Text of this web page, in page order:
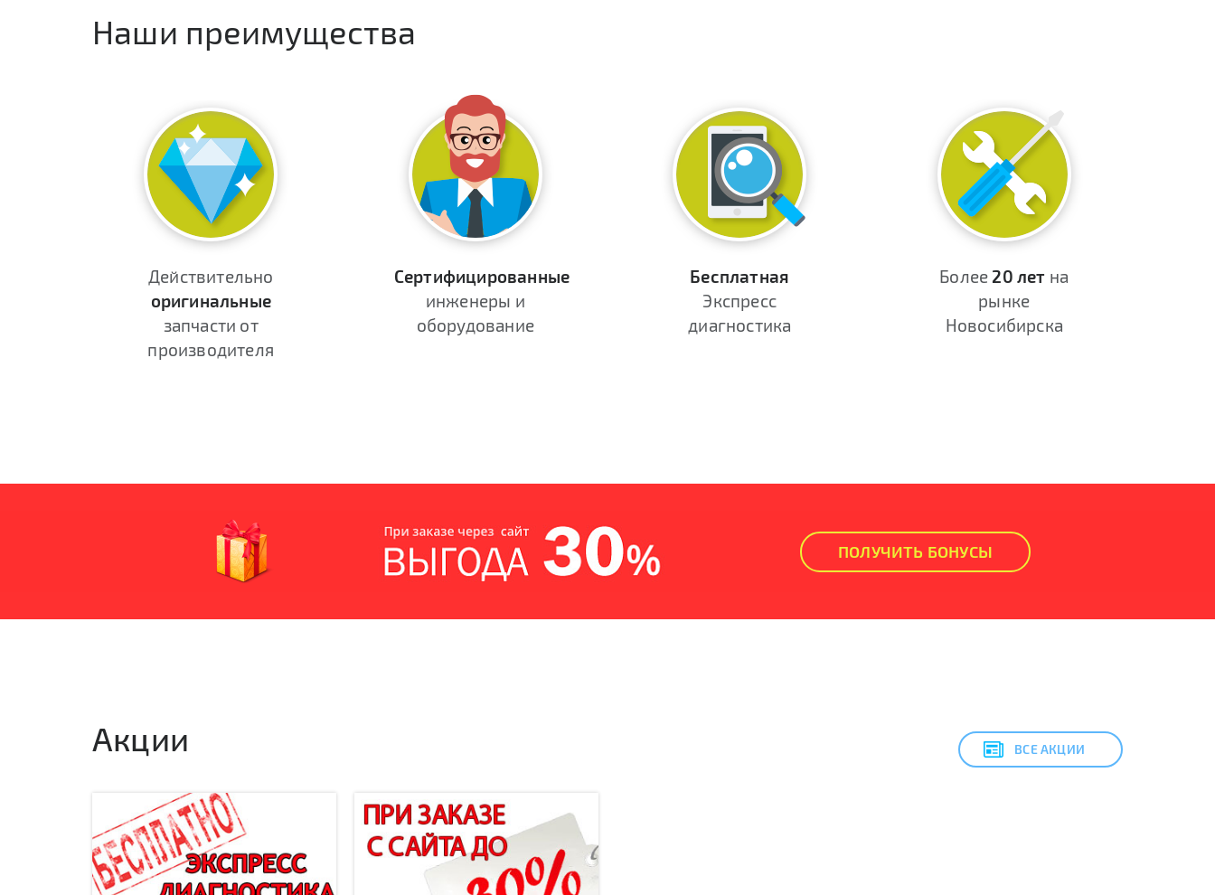
Наши преимущества
Действительно
оригинальные
запчасти от
производителя
Сертифицированные
инженеры и
оборудование
Бесплатная
Экспресс
диагностика
Более 20 лет на
рынке
Новосибирска
ПОЛУЧИТЬ БОНУСЫ
Акции ВСЕ АКЦИИ